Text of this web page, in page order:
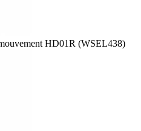
HD01R (WSEL438)